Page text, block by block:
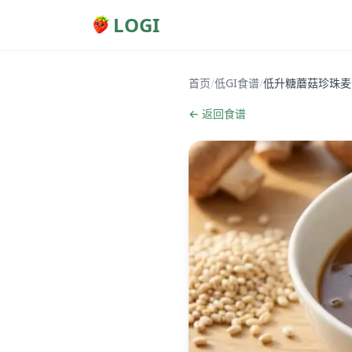
LOGI
首页/低GI食谱/低升糖蘑菇珍珠
← 返回食谱